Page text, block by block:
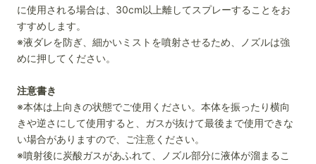
に使用される場合は、30cm以上離してスプレーすることをお
すすめします。
※液ダレを防ぎ、細かいミストを噴射させるため、ノズルは強
めに押してください。
注意書き
※本体は上向きの状態でご使用ください。本体を振ったり横向
きや逆さにして使用すると、ガスが抜けて最後まで使用できな
い場合がありますので、ご注意ください。
※噴射後に炭酸ガスがあふれて、ノズル部分に液体が溜まるこ